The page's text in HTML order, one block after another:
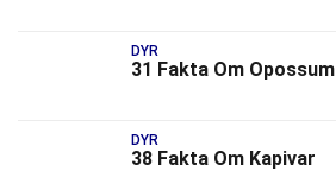
DYR
31 Fakta Om Opossum
DYR
38 Fakta Om Kapivar